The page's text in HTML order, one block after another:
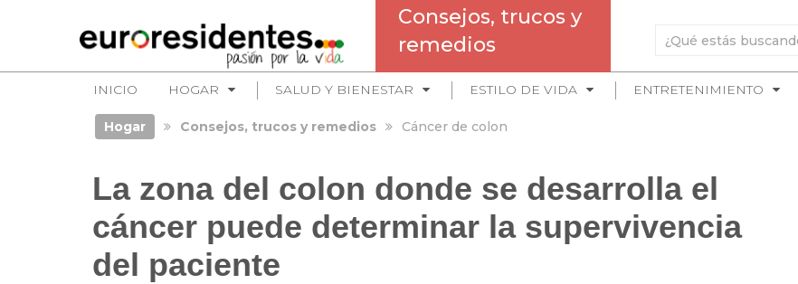
Consejos, trucos y
remedios
INICIO HOGAR SALUD Y BIENESTAR ESTILO DE VIDA ENTRETENIMIENTO
Hogar Consejos, trucos y remedios Cáncer de colon
La zona del colon donde se desarrolla el
cáncer puede determinar la supervivencia
del paciente